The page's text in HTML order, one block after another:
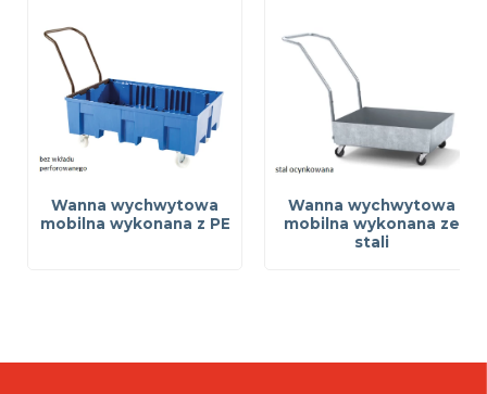
Wanna wychwytowa
mobilna wykonana z PE
Wanna wychwytowa
mobilna wykonana ze
stali